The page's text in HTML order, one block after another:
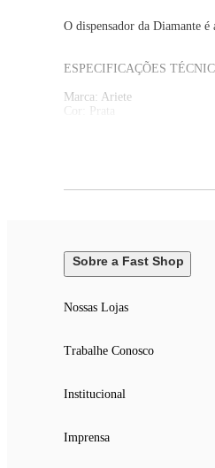
O dispensador da Diamante
ESPECIFICAÇÕES
Marca: Ariete
Cor: Prata
Peso da Caixa: 8,7 kg
Voltagem: 220 V
Sob Consulta: Não
Sobre a Fast Shop
Nossas Lojas
Trabalhe Conosco
Institucional
Imprensa